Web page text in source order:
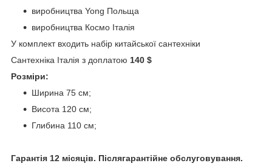
виробництва Yong Польща
виробництва Космо Італія
У комплект входить набір китайської сантехніки
Сантехніка Італія з доплатою 140 $
Розміри:
Ширина 75 см;
Висота 120 см;
Глибина 110 см;
Гарантія 12 місяців. Післягарантійне обслуговування.